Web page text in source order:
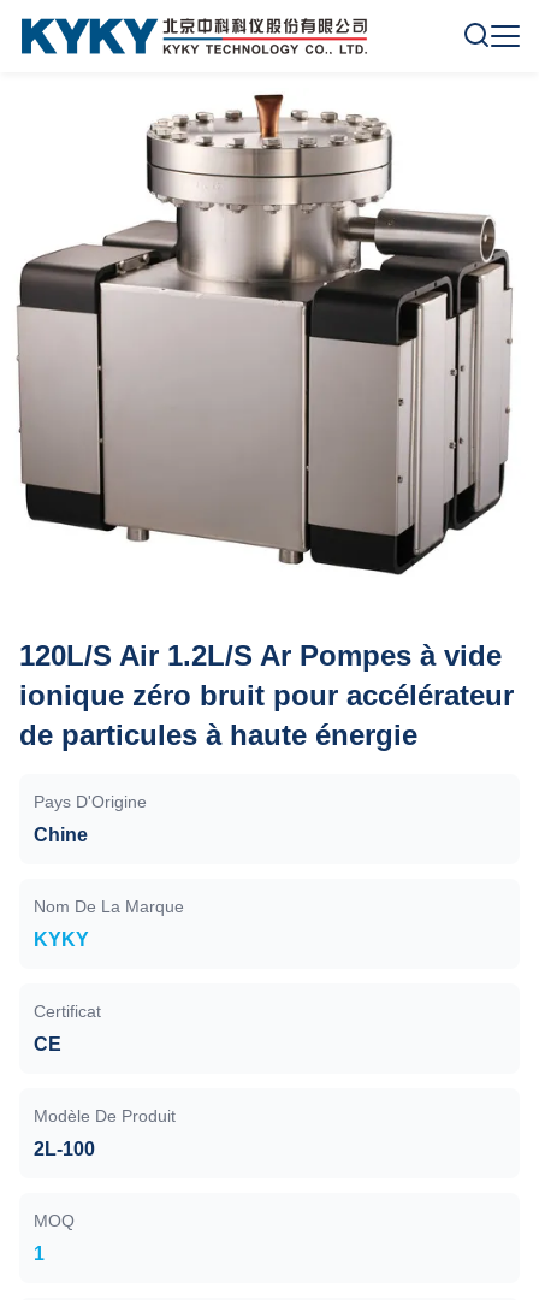
120L/S Air 1.2L/S Ar Pompes à vide
ionique zéro bruit pour accélérateur
de particules à haute énergie
Pays D'Origine
Chine
Nom De La Marque
KYKY
Certificat
CE
Modèle De Produit
2L-100
MOQ
1